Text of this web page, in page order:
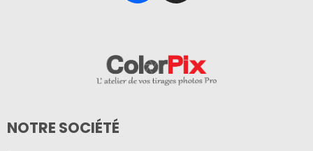
NOTRE SOCIÉTÉ